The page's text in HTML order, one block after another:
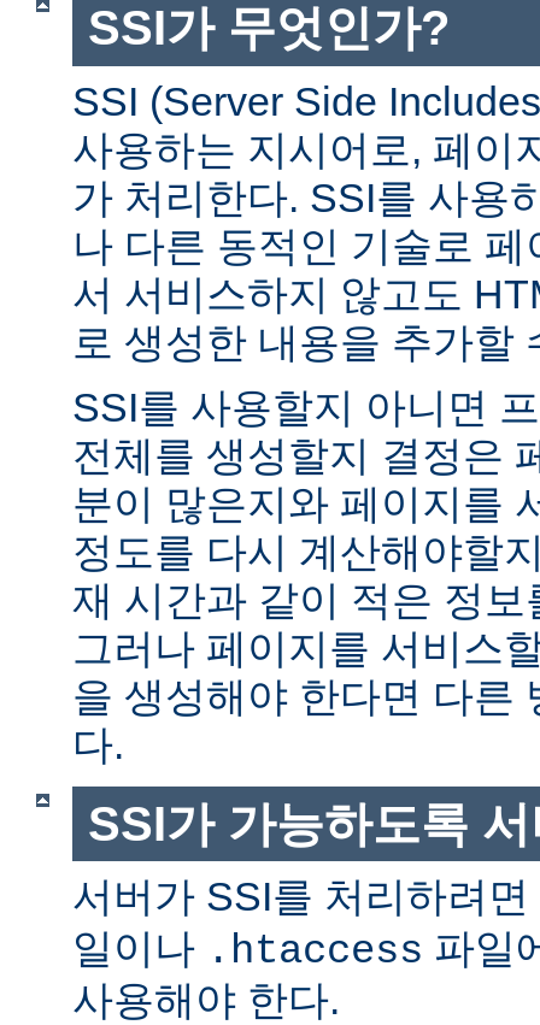
SSI가 무엇인가?
SSI (Server Side
사용하는 지시어로, 페이
가 처리한다. SSI를 사용
나 다른 동적인 기술로
서 서비스하지 않고도
로 생성한 내용을 추가할
SSI를 사용할지 아니면
전체를 생성할지 결정은
분이 많은지와 페이지를
정도를 다시 계산해야할
재 시간과 같이 적은 정
그러나 페이지를 서비스
을 생성해야 한다면 다른
다.
SSI가 가능하도록
서버가 SSI를 처리하려면
일이나 .htaccess 파일
사용해야 한다.